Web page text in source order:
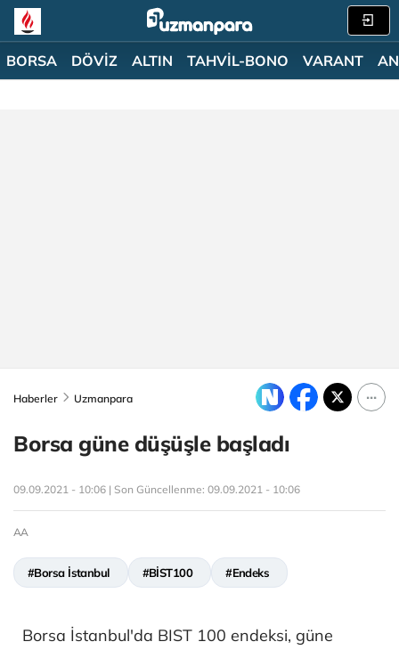
BORSA DÖVİZ ALTIN TAHVİL-BONO VARANT
Haberler Uzmanpara
Borsa güne düşüşle başladı
09.09.2021 - 10:06 | Son Güncellenme: 09.09.2021 - 10:06
AA
#Borsa İstanbul #BİST100 #Endeks
Borsa İstanbul'da BIST 100 endeksi, güne